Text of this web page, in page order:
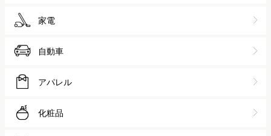
家電
自動車
アパレル
化粧品